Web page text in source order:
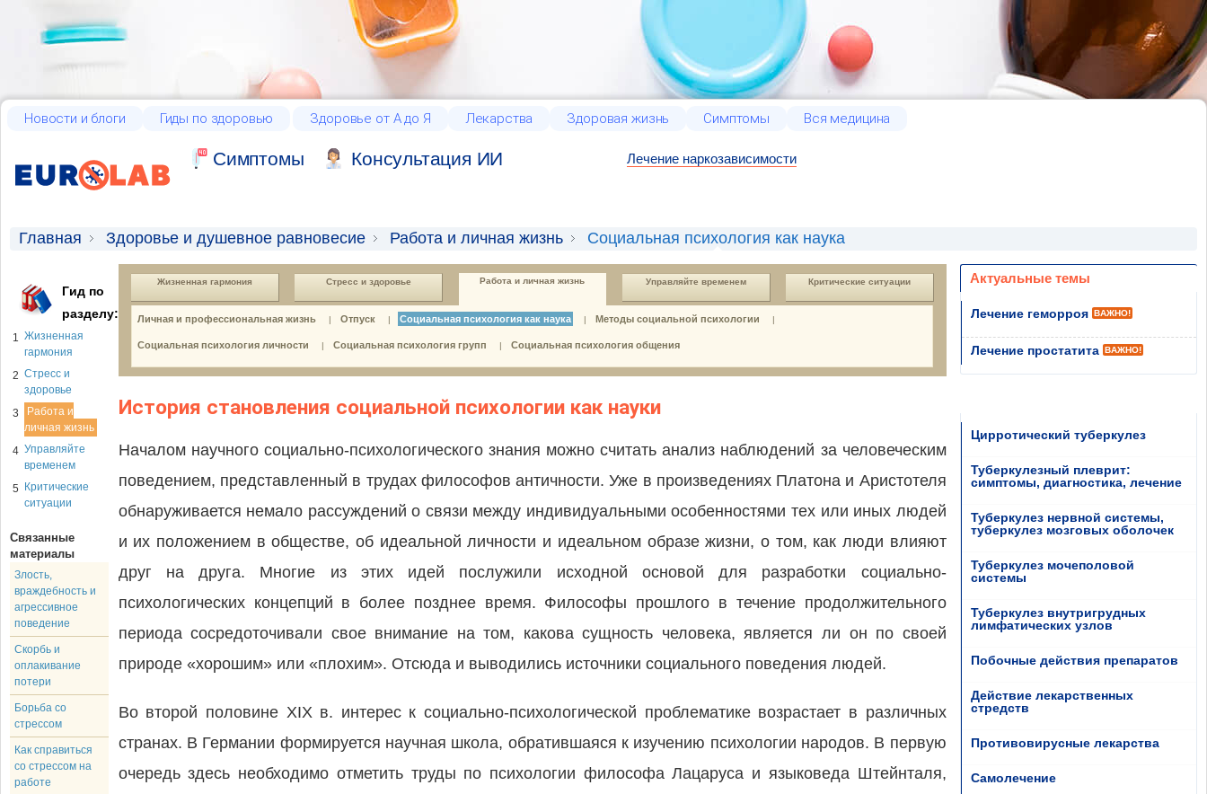
Новости и блоги Гиды по здоровью Здоровье от А до Я Лекарства Здоровая жизнь Симптомы Вся медицина
Cимптомы Консультация ИИ Лечение наркозависимости
Главная Здоровье и душевное равновесие Работа и личная жизнь Социальная психология как наука
Гид по
разделу:
1 Жизненная
гармония
2 Стресс и
здоровье
3
Работа и
личная жизнь
4 Управляйте
временем
5
Критические
ситуации
Связанные
материалы
Злость,
враждебность и
агрессивное
поведение
Скорбь и
оплакивание
потери
Борьба со
стрессом
Как справиться
со стрессом на
работе
Жизненная гармония Стресс и здоровье Работа и личная жизнь Управляйте временем Критические ситуации
Личная и профессиональная жизнь | Отпуск | Социальная психология как наука | Методы социальной психологии |
Социальная психология личности | Социальная психология групп | Социальная психология общения
История становления социальной психологии как науки
Началом научного социально-психологического знания можно считать анализ наблюдений за человеческим
поведением, представленный в трудах философов античности. Уже в произведениях Платона и Аристотеля
обнаруживается немало рассуждений о связи между индивидуальными особенностями тех или иных людей
и их положением в обществе, об идеальной личности и идеальном образе жизни, о том, как люди влияют
друг на друга. Многие из этих идей послужили исходной основой для разработки социально-
психологических концепций в более позднее время. Философы прошлого в течение продолжительного
периода сосредоточивали свое внимание на том, какова сущность человека, является ли он по своей
природе «хорошим» или «плохим». Отсюда и выводились источники социального поведения людей.
Во второй половине XIX в. интерес к социально-психологической проблематике возрастает в различных
странах. В Германии формируется научная школа, обратившаяся к изучению психологии народов. В первую
очередь здесь необходимо отметить труды по психологии философа Лацаруса и языковеда Штейнталя,
Актуальные темы
Лечение геморроя ВАЖНО!
Лечение простатита ВАЖНО!
Цирротический туберкулез
Туберкулезный плеврит:
симптомы, диагностика, лечение
Туберкулез нервной системы,
туберкулез мозговых оболочек
Туберкулез мочеполовой
системы
Туберкулез внутригрудных
лимфатических узлов
Побочные действия препаратов
Действие лекарственных
стредств
Противовирусные лекарства
Самолечение